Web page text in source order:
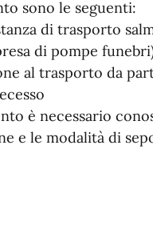
sono le seguenti:
di trasporto
di pompe
al trasporto da
è necessario
e le modalità di